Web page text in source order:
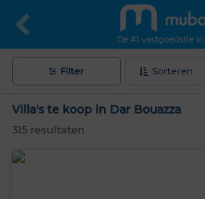
De #1 vastgoedsite
Filter Sorteren
Villa's te koop in Dar Bouazza
315 resultaten